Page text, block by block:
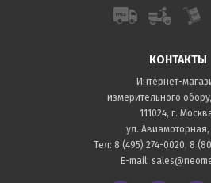
КОНТАКТЫ
Интернет-
измерительного
111024, г.
ул. Авиамоторная,
Тел: 8 (495) 274-0020, 8
E-mail: